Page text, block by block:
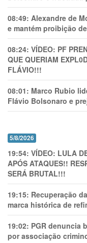
08:49: Alexandre de
e mantém proibição
08:24: VÍDEO: PF
QUE QUERIAM
FLÁVIO!!!
08:01: Marco Rubio
Flávio Bolsonaro e
5/8/2026
19:54: VÍDEO: LULA
APÓS ATAQUES!!
SERÁ BRUTAL!!!
19:15: Recuperação
marca histórica de
19:02: PGR denuncia
por associação